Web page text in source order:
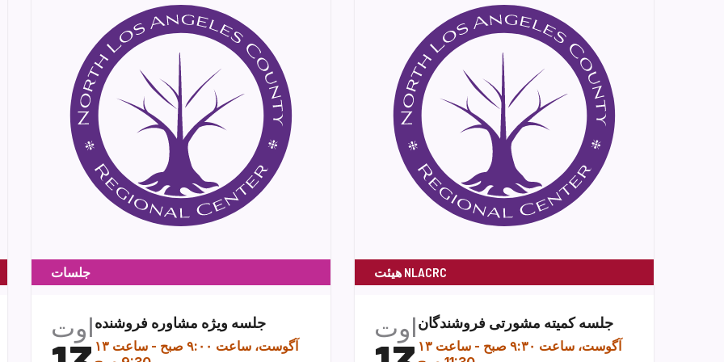
جلسات
اوتجلسه ویژه مشاوره فروشنده
۱۳ آگوست، ساعت ۹:۰۰ صبح - ساعت
هیئت NLACRC
اوتجلسه کمیته مشورتی فروشندگان
۱۳ آگوست، ساعت ۹:۳۰ صبح - ساعت